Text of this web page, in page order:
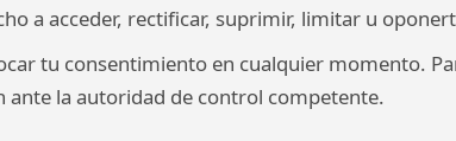
a acceder, rectificar, suprimir, limitar u
tu consentimiento en cualquier momento.
ante la autoridad de control competente.